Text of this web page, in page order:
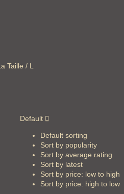
Taille / L
Default
Default sorting
Sort by popularity
Sort by average rating
Sort by latest
Sort by price: low to high
Sort by price: high to low